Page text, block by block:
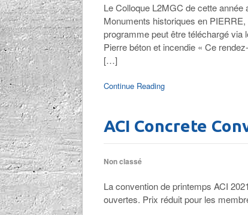
Le Colloque L2MGC de cette
Monuments historiques en
programme peut être téléchargé via
Pierre béton et incendie « Ce
[…]
Continue Reading
ACI Concrete
Non classé
La convention de printemps ACI
ouvertes. Prix réduit pour les